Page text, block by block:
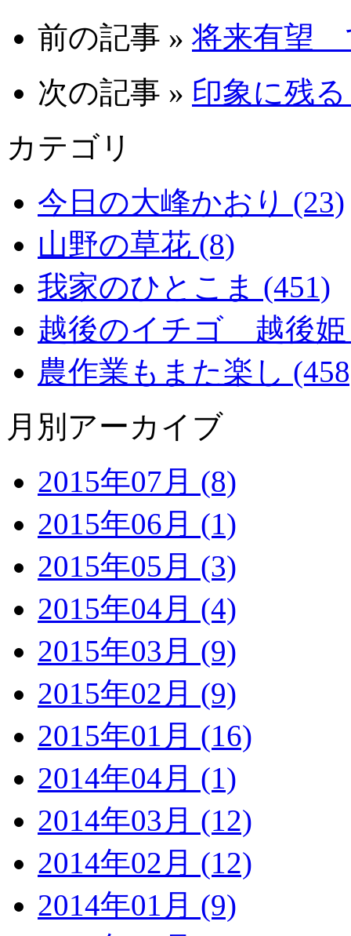
前の記事 » 将来有望
次の記事 » 印象に残
カテゴリ
今日の大峰かおり (23)
山野の草花 (8)
我家のひとこま (451)
越後のイチゴ 越後姫
農作業もまた楽し
月別アーカイブ
2015年07月 (8)
2015年06月 (1)
2015年05月 (3)
2015年04月 (4)
2015年03月 (9)
2015年02月 (9)
2015年01月 (16)
2014年04月 (1)
2014年03月 (12)
2014年02月 (12)
2014年01月 (9)